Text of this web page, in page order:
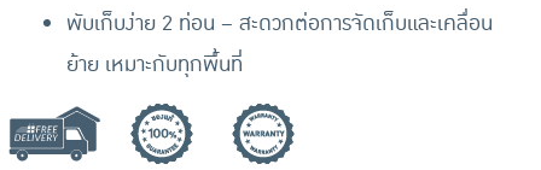
พับเก็บง่าย 2 ท่อน – สะดวกต่อการจัดเก็บและเคลื่อน
ย้าย เหมาะกับทุกพื้นที่